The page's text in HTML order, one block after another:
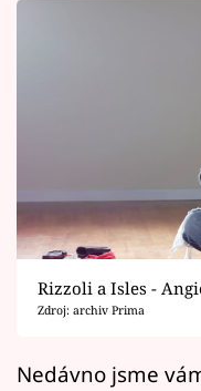
Sledujte prima+
Filmový
Pořady
Mámy sobě
Rizzoli a Isles -
Zdroj: archiv Prima
Nedávno jsme